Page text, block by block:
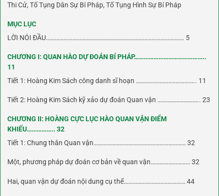
Thi Cử, Tố Tụng Dân Sự Bí Pháp, Tố Tụng Hình Sự Bí Pháp
MỤC LỤC
LỜI NÓI ĐẦU…………………………………………………………………………………. 5
CHƯƠNG I: QUAN HÀO DỰ ĐOÁN BÍ PHÁP……………………………………..
11
Tiết 1: Hoàng Kim Sách công danh sĩ hoạn ………………………………….. 11
Tiết 2: Hoàng Kim Sách kỹ xảo dự đoán Quan vận ……………………….. 23
CHƯƠNG II: HOÀNG CỰC LỤC HÀO QUAN VẬN ĐIỂM
KHIẾU…………….. 32
Tiết 1: Chung thân Quan vận……………………………………………………… 32
Một, phương pháp dự đoán cơ bản về quan vận……………………… 32
Hai, quan vận dự đoán nội dung cụ thể…………………………………… 44